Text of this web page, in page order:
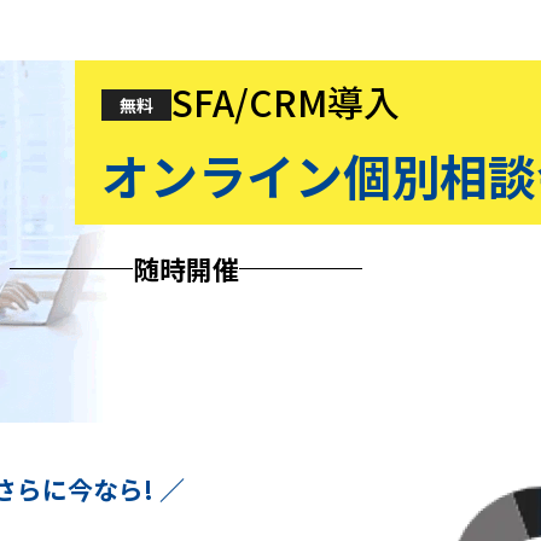
無料 SFA/CRM導入
オンライン個別相
随時開催
らに今なら! ／